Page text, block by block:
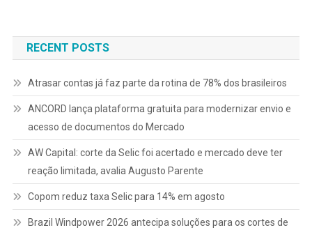
RECENT POSTS
Atrasar contas já faz parte da rotina de 78% dos brasileiros
ANCORD lança plataforma gratuita para modernizar envio e
acesso de documentos do Mercado
AW Capital: corte da Selic foi acertado e mercado deve ter
reação limitada, avalia Augusto Parente
Copom reduz taxa Selic para 14% em agosto
Brazil Windpower 2026 antecipa soluções para os cortes de